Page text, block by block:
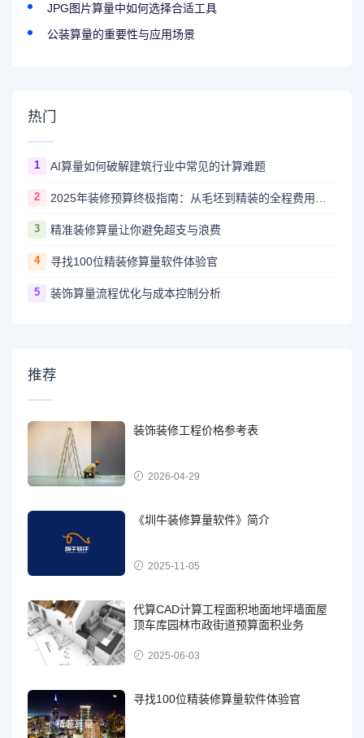
JPG图片算量中如何选择合适工具
公装算量的重要性与应用场景
热门
1 AI算量如何破解建筑行业中常见的计算难题
2 2025年装修预算终极指南：从毛坯到精装的全程费用解析
3 精准装修算量让你避免超支与浪费
4 寻找100位精装修算量软件体验官
5 装饰算量流程优化与成本控制分析
推荐
装饰装修工程价格参考表
2026-04-29
《圳牛装修算量软件》简介
2025-11-05
代算CAD计算工程面积地面地坪墙面屋
顶车库园林市政街道预算面积业务
2025-06-03
寻找100位精装修算量软件体验官